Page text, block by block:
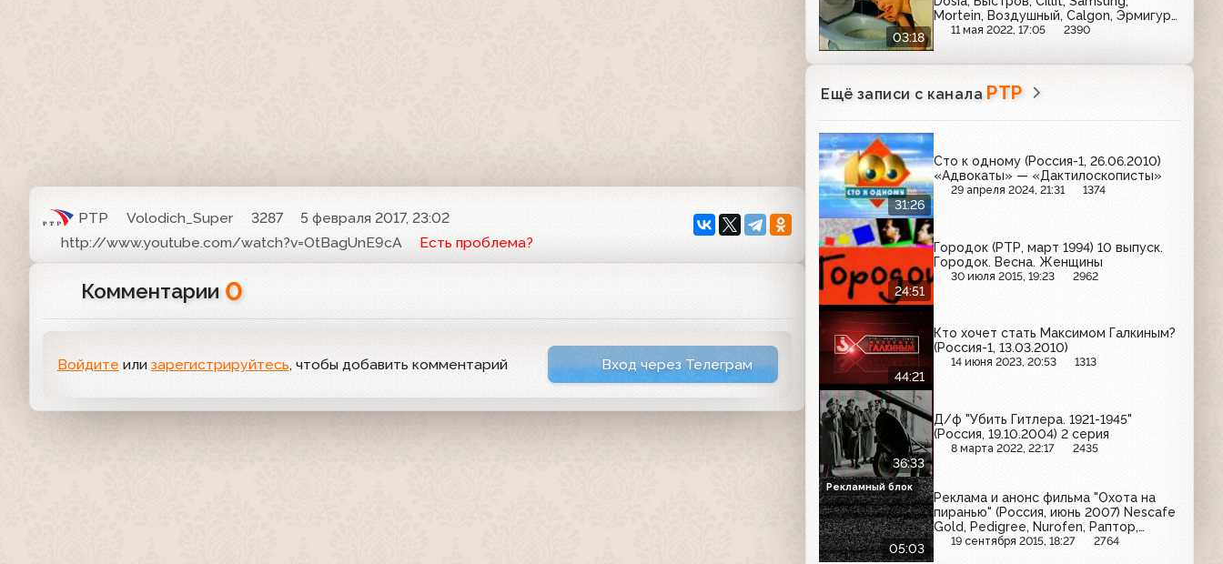
РТР Volodich_Super 3287
5 февраля 2017, 23:02
http://www.youtube.com/watch?v=OtBagUnE9cA
Есть проблема?
Комментарии 0
Войдите или зарегистрируйтесь, чтобы добавить комментарий Вход через Телеграм
03:18
Mortein, Воздушный, Calgon, Эрмигурт
Ehrmann, Nescafe
11 мая 2022, 17:05 2390
Ещё записи с канала РТР
31:26
Сто к одному (Россия-1, 26.06.2010)
«Адвокаты» — «Дактилоскописты»
29 апреля 2024, 21:31 1374
24:51
Городок (РТР, март 1994) 10 выпуск.
Городок. Весна. Женщины
30 июля 2015, 19:23 2962
44:21
Кто хочет стать Максимом Галкиным?
(Россия-1, 13.03.2010)
14 июня 2023, 20:53 1313
36:33
Д/ф "Убить Гитлера. 1921-1945"
(Россия, 19.10.2004) 2 серия
8 марта 2022, 22:17 2435
05:03
Реклама и анонс фильма "Охота на
пиранью" (Россия, июнь 2007) Nescafe
Gold, Pedigree, Nurofen, Раптор,
Балтика 3, Томаччо, Пит, Maxibon
19 сентября 2015, 18:27 2764
Рекламный блок